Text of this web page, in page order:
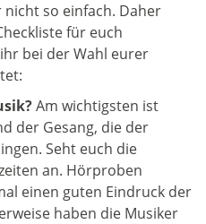
nicht so einfach. Daher
für euch
bei der Wahl eurer
Am wichtigsten ist
der Gesang, die der
Seht euch die
an. Hörproben
einen guten Eindruck der
haben die Musiker